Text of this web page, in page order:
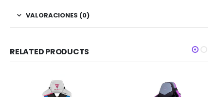
VALORACIONES (0)
RELATED PRODUCTS